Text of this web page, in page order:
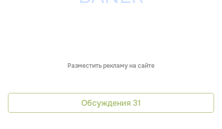
Разместить рекламу на сайте
Обсуждения 31